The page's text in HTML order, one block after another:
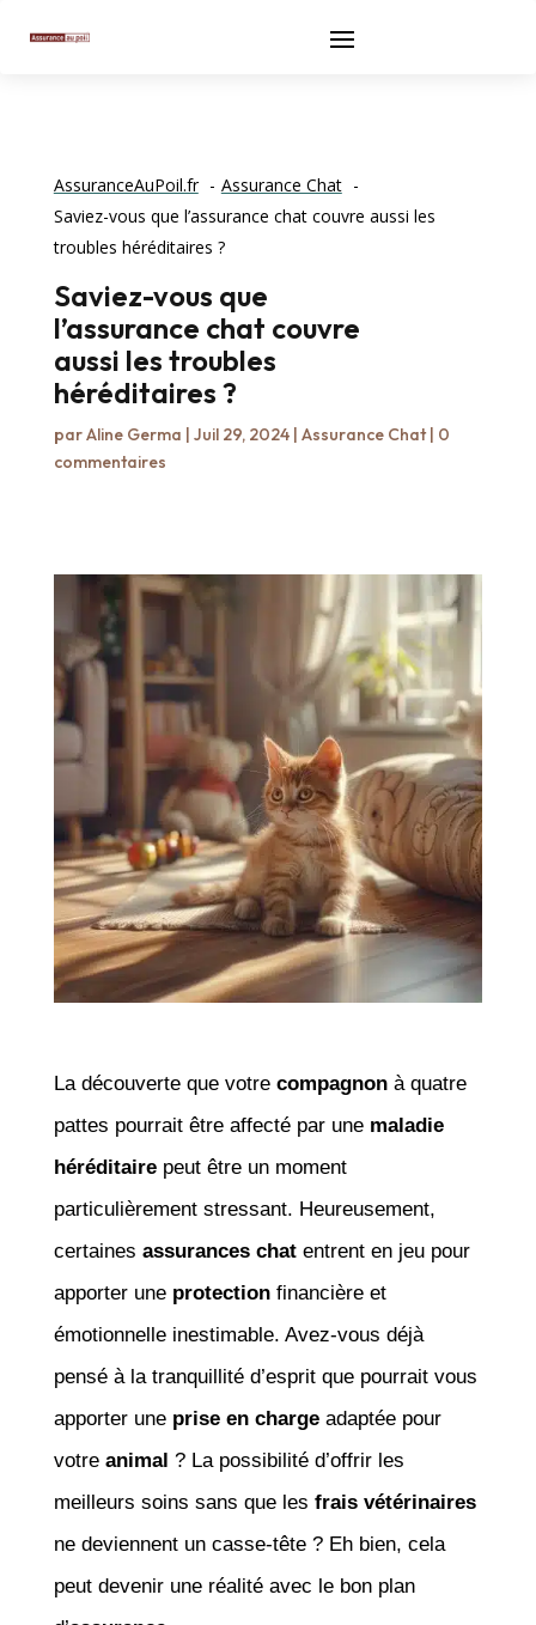
AssuranceAuPoil.fr
Assurance Chat
Saviez-vous que l’assurance chat couvre aussi les
troubles héréditaires ?
Saviez-vous que
l’assurance chat couvre
aussi les troubles
héréditaires ?
parAline Germa | Juil 29, 2024| Assurance Chat| 0
commentaires
La découverte que votre compagnonà quatre
pattes pourrait être affecté par une maladie
héréditairepeut être un moment
particulièrement stressant. Heureusement,
certaines assurances chatentrent en jeu pour
apporter une protectionfinancière et
émotionnelle inestimable. Avez-vous déjà
pensé à la tranquillité d’esprit que pourrait vous
apporter une prise en chargeadaptée pour
votre animal ? La possibilité d’offrir les
meilleurs soins sans que les frais vétérinaires
ne deviennent un casse-tête ? Eh bien, cela
peut devenir une réalité avec le bon plan